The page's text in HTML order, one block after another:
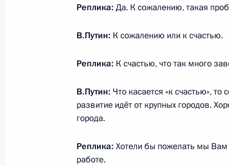
29 августа 2018 года, 16:20 Московская
28 августа 2018 года, вторник
Встреча с врио главы Омской
28 августа 2018 года, 14:00
Реплика: Да. К сожалению, такая
В.Путин: К сожалению или к счастью.
Реплика: К счастью, что так много
В.Путин: Что касается «к счастью»,
развитие идёт от крупных городов.
города.
Реплика: Хотели бы пожелать мы Вам
работе.